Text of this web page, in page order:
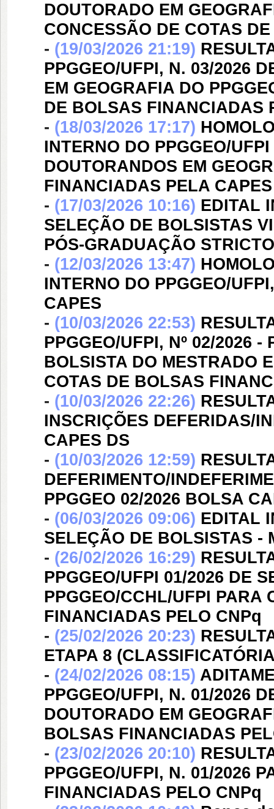
DOUTORADO EM
CONCESSÃO DE COTAS
- (19/03/2026 21:19)
PPGGEO/UFPI, N. 03/2026
EM GEOGRAFIA DO
DE BOLSAS FINANCIADAS
- (18/03/2026 17:17)
INTERNO DO PPGGEO/
DOUTORANDOS EM
FINANCIADAS PELA CAPES
- (17/03/2026 10:16) EDITAL
SELEÇÃO DE BOLSISTAS
PÓS-GRADUAÇÃO
- (12/03/2026 13:47)
INTERNO DO PPGGEO/
CAPES
- (10/03/2026 22:53)
PPGGEO/UFPI, Nº 02/2026
BOLSISTA DO MESTRADO
COTAS DE BOLSAS
- (10/03/2026 22:26)
INSCRIÇÕES DEFERIDAS/
CAPES DS
- (10/03/2026 12:59)
DEFERIMENTO/
PPGGEO 02/2026 BOLSA
- (06/03/2026 09:06) EDITAL
SELEÇÃO DE BOLSISTAS -
- (26/02/2026 16:29)
PPGGEO/UFPI 01/2026 DE
PPGGEO/CCHL/UFPI PARA
FINANCIADAS PELO CNPq
- (25/02/2026 20:23)
ETAPA 8
- (24/02/2026 08:15)
PPGGEO/UFPI, N. 01/2026
DOUTORADO EM
BOLSAS FINANCIADAS
- (23/02/2026 20:10)
PPGGEO/UFPI, N. 01/2026
FINANCIADAS PELO CNPq